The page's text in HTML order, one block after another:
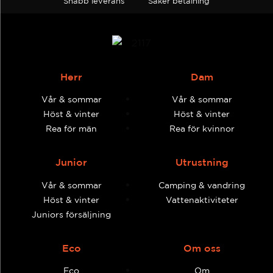
Herr
Vår & sommar
Höst & vinter
Rea för män
Dam
Vår & sommar
Höst & vinter
Rea för kvinnor
Junior
Vår & sommar
Höst & vinter
Juniors försäljning
Utrustning
Camping & vandring
Vattenaktiviteter
Eco
Eco
Om oss
Om